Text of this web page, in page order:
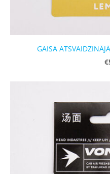
GAISA